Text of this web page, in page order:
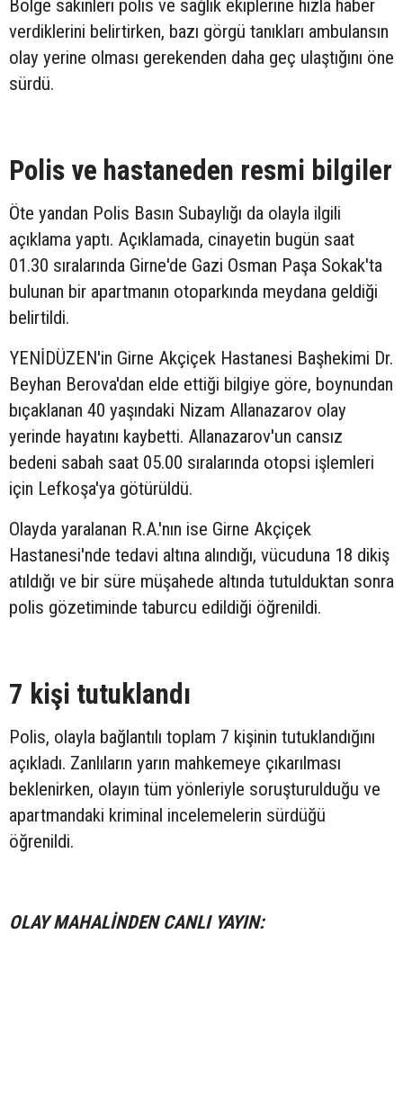
Bölge sakinleri polis ve sağlık ekiplerine hızla haber
verdiklerini belirtirken, bazı görgü tanıkları ambulansın
olay yerine olması gerekenden daha geç ulaştığını öne
sürdü.
Polis ve hastaneden resmi bilgiler
Öte yandan Polis Basın Subaylığı da olayla ilgili
açıklama yaptı. Açıklamada, cinayetin bugün saat
01.30 sıralarında Girne'de Gazi Osman Paşa Sokak'ta
bulunan bir apartmanın otoparkında meydana geldiği
belirtildi.
YENİDÜZEN'in Girne Akçiçek Hastanesi Başhekimi Dr.
Beyhan Berova'dan elde ettiği bilgiye göre, boynundan
bıçaklanan 40 yaşındaki Nizam Allanazarov olay
yerinde hayatını kaybetti. Allanazarov'un cansız
bedeni sabah saat 05.00 sıralarında otopsi işlemleri
için Lefkoşa'ya götürüldü.
Olayda yaralanan R.A.'nın ise Girne Akçiçek
Hastanesi'nde tedavi altına alındığı, vücuduna 18 dikiş
atıldığı ve bir süre müşahede altında tutulduktan sonra
polis gözetiminde taburcu edildiği öğrenildi.
7 kişi tutuklandı
Polis, olayla bağlantılı toplam 7 kişinin tutuklandığını
açıkladı. Zanlıların yarın mahkemeye çıkarılması
beklenirken, olayın tüm yönleriyle soruşturulduğu ve
apartmandaki kriminal incelemelerin sürdüğü
öğrenildi.
OLAY MAHALİNDEN CANLI YAYIN: